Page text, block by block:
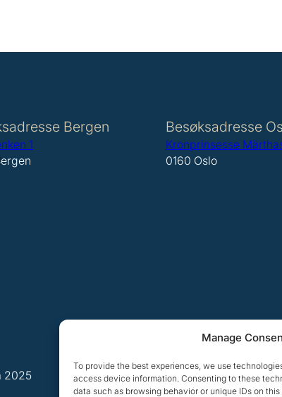
Manage
To provide the best experiences, we use
access device information. Consenting to these
data such as browsing behavior or unique IDs on
Bergen
1
Besøksadresse
Kronprinsesse
0160 Oslo
2025